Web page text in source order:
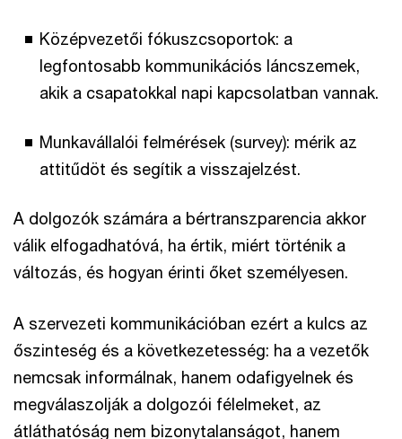
Középvezetői fókuszcsoportok: a
legfontosabb kommunikációs láncszemek,
akik a csapatokkal napi kapcsolatban vannak.
Munkavállalói felmérések (survey): mérik az
attitűdöt és segítik a visszajelzést.
A dolgozók számára a bértranszparencia akkor
válik elfogadhatóvá, ha értik, miért történik a
változás, és hogyan érinti őket személyesen.
A szervezeti kommunikációban ezért a kulcs az
őszinteség és a következetesség: ha a vezetők
nemcsak informálnak, hanem odafigyelnek és
megválaszolják a dolgozói félelmeket, az
átláthatóság nem bizonytalanságot, hanem